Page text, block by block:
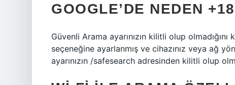
GOOGLE’DE NEDEN
Güvenli Arama ayarınızın kilitli olup
seçeneğine ayarlanmış ve cihazınız veya ağ
ayarınızın /safesearch adresinden kilitli olup